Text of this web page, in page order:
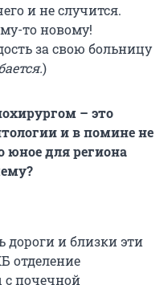
и не случится.
то новому!
за свою больницу
)
– это
и в помине не
юное для региона
и близки эти
отделение
с почечной